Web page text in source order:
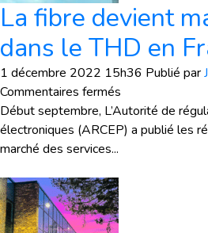
La fibre devient
dans le THD en
1 décembre 2022 15h36 Publié par
Commentaires fermés
La
fibre
Début septembre, L’Autorité de
électroniques (ARCEP) a publié les
marché des services...